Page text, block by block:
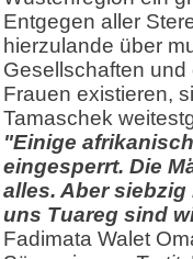
Entgegen aller
hierzulande über
Gesellschaften
Frauen existieren,
Tamaschek
"Einige
eingesperrt. Die
alles. Aber
uns Tuareg sind
Fadimata Walet